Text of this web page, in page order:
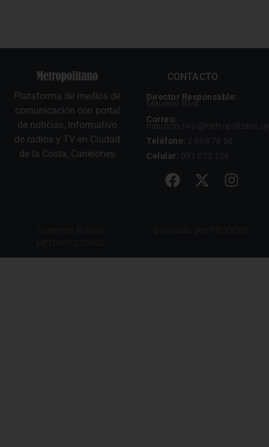
Plataforma de medios de
comunicación con portal
de noticias, Informativo
de radios y TV en Ciudad
de la Costa, Canelones
CONTACTO
Director Responsable:
Mauricio Riva
Correo:
mauricio.riva@metropolitano.uy
Teléfono: 2 698 78 66
Celular: 091 673 129